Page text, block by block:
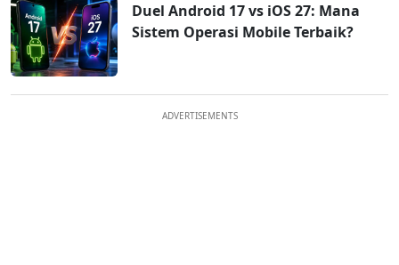
Duel Android 17 vs iOS 27: Mana
Sistem Operasi Mobile Terbaik?
ADVERTISEMENTS